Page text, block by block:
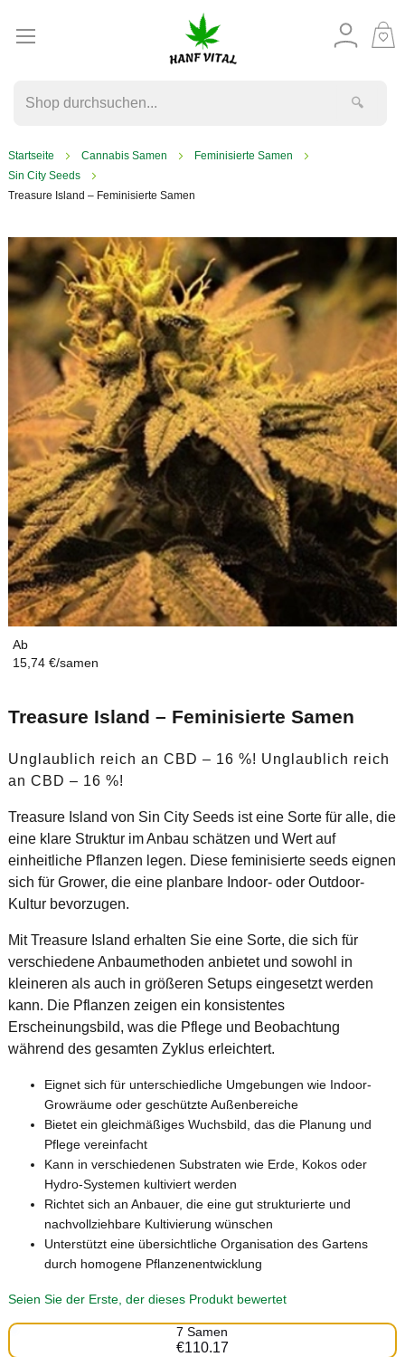
🔍
Startseite Cannabis Samen
Feminisierte Samen
Sin City Seeds
Treasure Island – Feminisierte Samen
Ab
15,74 €/samen
Treasure Island – Feminisierte Samen
Unglaublich reich an CBD – 16 %! Unglaublich reich
an CBD – 16 %!
Treasure Island von Sin City Seeds ist eine Sorte für alle, die
eine klare Struktur im Anbau schätzen und Wert auf
einheitliche Pflanzen legen. Diese feminisierte seeds eignen
sich für Grower, die eine planbare Indoor- oder Outdoor-
Kultur bevorzugen.
Mit Treasure Island erhalten Sie eine Sorte, die sich für
verschiedene Anbaumethoden anbietet und sowohl in
kleineren als auch in größeren Setups eingesetzt werden
kann. Die Pflanzen zeigen ein konsistentes
Erscheinungsbild, was die Pflege und Beobachtung
während des gesamten Zyklus erleichtert.
Eignet sich für unterschiedliche Umgebungen wie Indoor-
Growräume oder geschützte Außenbereiche
Bietet ein gleichmäßiges Wuchsbild, das die Planung und
Pflege vereinfacht
Kann in verschiedenen Substraten wie Erde, Kokos oder
Hydro-Systemen kultiviert werden
Richtet sich an Anbauer, die eine gut strukturierte und
nachvollziehbare Kultivierung wünschen
Unterstützt eine übersichtliche Organisation des Gartens
durch homogene Pflanzenentwicklung
Seien Sie der Erste, der dieses Produkt bewertet
7 Samen
€110.17